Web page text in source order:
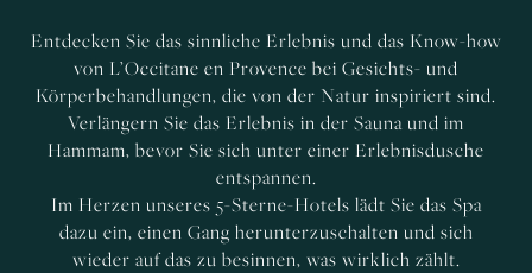
Entdecken Sie das sinnliche Erlebnis und das Know-how
von L’Occitane en Provence bei Gesichts- und
Körperbehandlungen, die von der Natur inspiriert sind.
Verlängern Sie das Erlebnis in der Sauna und im
Hammam, bevor Sie sich unter einer Erlebnisdusche
entspannen.
Im Herzen unseres 5-Sterne-Hotels lädt Sie das Spa
dazu ein, einen Gang herunterzuschalten und sich
wieder auf das zu besinnen, was wirklich zählt.